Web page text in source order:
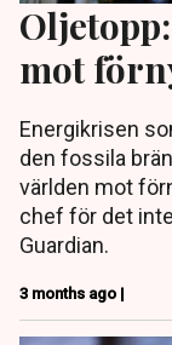
mot
Energikrisen
den fossila
världen mot
chef för det
Guardian.
3 months ago |